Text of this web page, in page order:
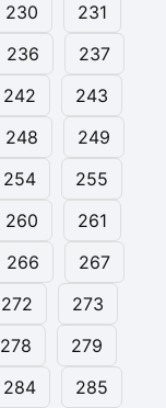
230
231
236
237
242
243
248
249
254
255
260
261
266
267
272
273
278
279
284
285